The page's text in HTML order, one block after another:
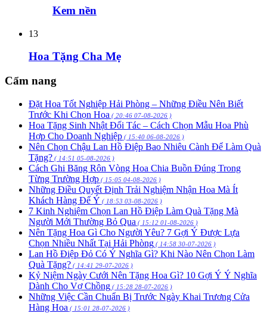
Kem nền
13
Hoa Tặng Cha Mẹ
Cẩm nang
Đặt Hoa Tốt Nghiệp Hải Phòng – Những Điều Nên Biết
Trước Khi Chọn Hoa ( 20:46 07-08-2026 )
Hoa Tặng Sinh Nhật Đối Tác – Cách Chọn Mẫu Hoa Phù
Hợp Cho Doanh Nghiệp ( 15:40 06-08-2026 )
Nên Chọn Chậu Lan Hồ Điệp Bao Nhiêu Cành Để Làm Quà
Tặng? ( 14:51 05-08-2026 )
Cách Ghi Băng Rôn Vòng Hoa Chia Buồn Đúng Trong
Từng Trường Hợp ( 15:05 04-08-2026 )
Những Điều Quyết Định Trải Nghiệm Nhận Hoa Mà Ít
Khách Hàng Để Ý ( 18:53 03-08-2026 )
7 Kinh Nghiệm Chọn Lan Hồ Điệp Làm Quà Tặng Mà
Người Mới Thường Bỏ Qua ( 15:12 01-08-2026 )
Nên Tặng Hoa Gì Cho Người Yêu? 7 Gợi Ý Được Lựa
Chọn Nhiều Nhất Tại Hải Phòng ( 14:58 30-07-2026 )
Lan Hồ Điệp Đỏ Có Ý Nghĩa Gì? Khi Nào Nên Chọn Làm
Quà Tặng? ( 14:41 29-07-2026 )
Kỷ Niệm Ngày Cưới Nên Tặng Hoa Gì? 10 Gợi Ý Ý Nghĩa
Dành Cho Vợ Chồng ( 15:28 28-07-2026 )
Những Việc Cần Chuẩn Bị Trước Ngày Khai Trương Cửa
Hàng Hoa ( 15:01 28-07-2026 )